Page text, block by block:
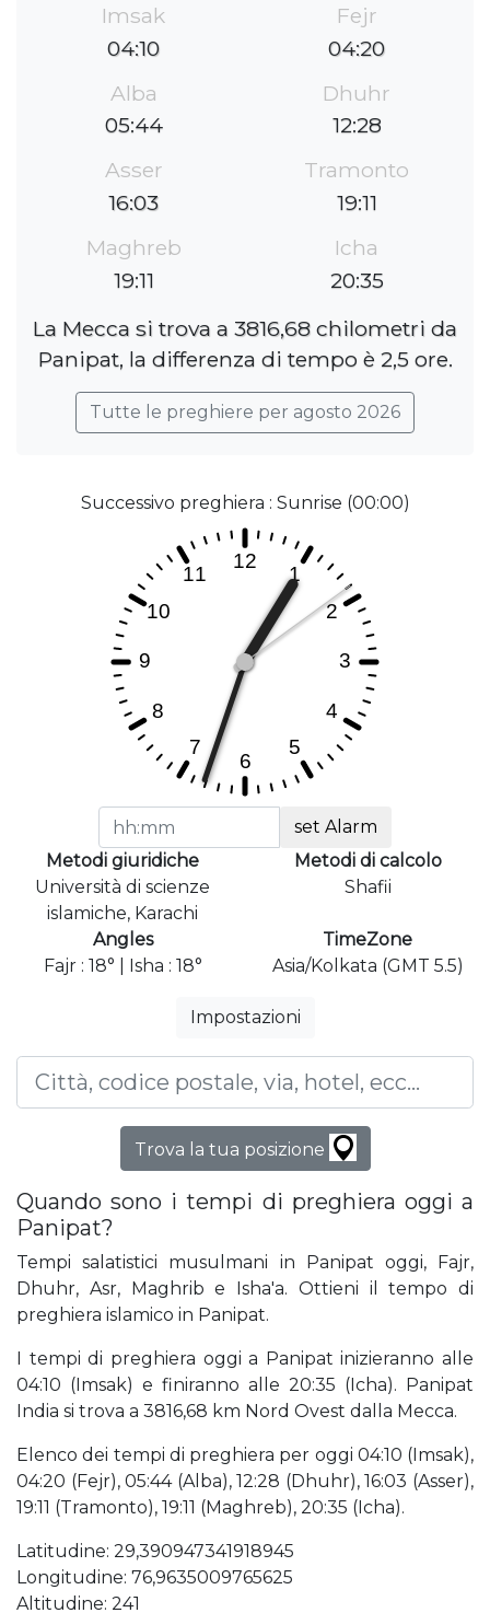
Imsak
04:10
Fejr
04:20
Alba
05:44
Dhuhr
12:28
Asser
16:03
Tramonto
19:11
Maghreb
19:11
Icha
20:35
La Mecca si trova a 3816,68 chilometri da
Panipat, la differenza di tempo è 2,5 ore.
Tutte le preghiere per agosto 2026
Successivo preghiera : Sunrise (00:00)
set Alarm
Metodi giuridiche
Università di scienze
islamiche, Karachi
Metodi di calcolo
Shafii
Angles
Fajr : 18° | Isha : 18°
TimeZone
Asia/Kolkata (GMT 5.5)
Impostazioni
Trova la tua posizione
Quando sono i tempi di preghiera oggi a
Panipat?
Tempi salatistici musulmani in Panipat oggi, Fajr,
Dhuhr, Asr, Maghrib e Isha'a. Ottieni il tempo di
preghiera islamico in Panipat.
I tempi di preghiera oggi a Panipat inizieranno alle
04:10 (Imsak) e finiranno alle 20:35 (Icha). Panipat
India si trova a 3816,68 km Nord Ovest dalla Mecca.
Elenco dei tempi di preghiera per oggi 04:10 (Imsak),
04:20 (Fejr), 05:44 (Alba), 12:28 (Dhuhr), 16:03 (Asser),
19:11 (Tramonto), 19:11 (Maghreb), 20:35 (Icha).
Latitudine: 29,390947341918945
Longitudine: 76,9635009765625
Altitudine: 241